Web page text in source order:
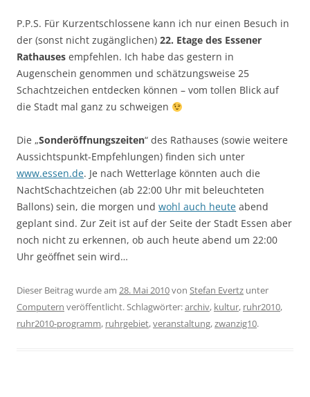
P.P.S. Für Kurzentschlossene kann ich nur einen Besuch in
der (sonst nicht zugänglichen) 22. Etage des Essener
Rathauses empfehlen. Ich habe das gestern in
Augenschein genommen und schätzungsweise 25
Schachtzeichen entdecken können – vom tollen Blick auf
die Stadt mal ganz zu schweigen
Die „Sonderöffnungszeiten“ des Rathauses (sowie weitere
Aussichtspunkt-Empfehlungen) finden sich unter
www.essen.de. Je nach Wetterlage könnten auch die
NachtSchachtzeichen (ab 22:00 Uhr mit beleuchteten
Ballons) sein, die morgen und wohl auch heute abend
geplant sind. Zur Zeit ist auf der Seite der Stadt Essen aber
noch nicht zu erkennen, ob auch heute abend um 22:00
Uhr geöffnet sein wird…
Dieser Beitrag wurde am 28. Mai 2010von Stefan Evertz unter
Computern veröffentlicht. Schlagwörter:archiv, kultur, ruhr2010,
ruhr2010-programm, ruhrgebiet,veranstaltung,zwanzig10.